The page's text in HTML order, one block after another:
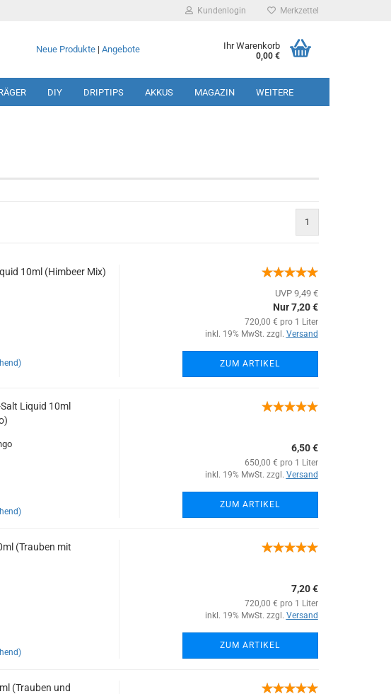
Kundenlogin
Konto erstellen
Merkzettel
Neue Produkte |Angebote Ihr Warenkorb
0,00 €
DIY DRIPTIPS AKKUS MAGAZIN WEITERE
1
10ml (Himbeer Mix)
UVP 9,49 €
Nur 7,20 €
720,00 € pro 1 Liter
inkl. 19% MwSt. zzgl. Versand
ZUM ARTIKEL
Liquid 10ml
6,50 €
650,00 € pro 1 Liter
inkl. 19% MwSt. zzgl. Versand
ZUM ARTIKEL
(Trauben mit
7,20 €
720,00 € pro 1 Liter
inkl. 19% MwSt. zzgl. Versand
ZUM ARTIKEL
(Trauben und